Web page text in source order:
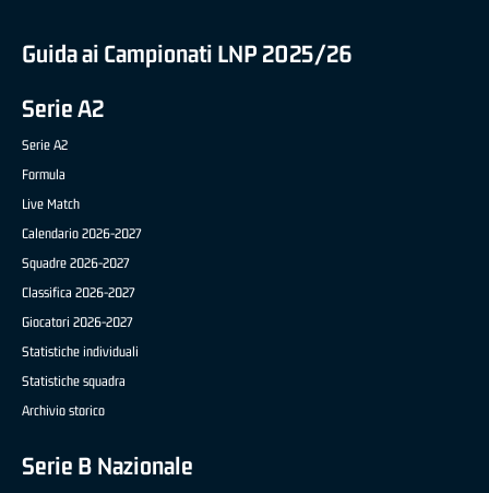
Guida ai Campionati LNP 2025/26
Serie A2
Serie A2
Formula
Live Match
Calendario 2026-2027
Squadre 2026-2027
Classifica 2026-2027
Giocatori 2026-2027
Statistiche individuali
Statistiche squadra
Archivio storico
Serie B Nazionale